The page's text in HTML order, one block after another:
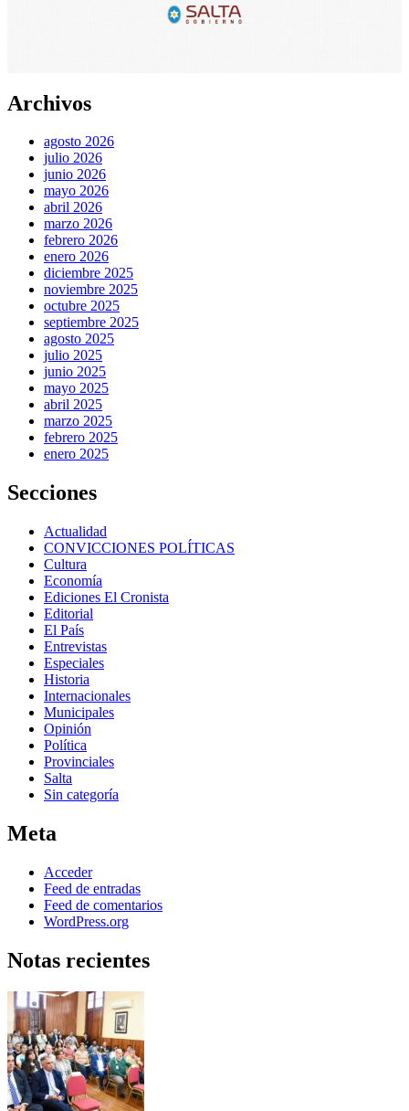
Archivos
agosto 2026
julio 2026
junio 2026
mayo 2026
abril 2026
marzo 2026
febrero 2026
enero 2026
diciembre 2025
noviembre 2025
octubre 2025
septiembre 2025
agosto 2025
julio 2025
junio 2025
mayo 2025
abril 2025
marzo 2025
febrero 2025
enero 2025
Secciones
Actualidad
CONVICCIONES POLÍTICAS
Cultura
Economía
Ediciones El Cronista
Editorial
El País
Entrevistas
Especiales
Historia
Internacionales
Municipales
Opinión
Política
Provinciales
Salta
Sin categoría
Meta
Acceder
Feed de entradas
Feed de comentarios
WordPress.org
Notas recientes